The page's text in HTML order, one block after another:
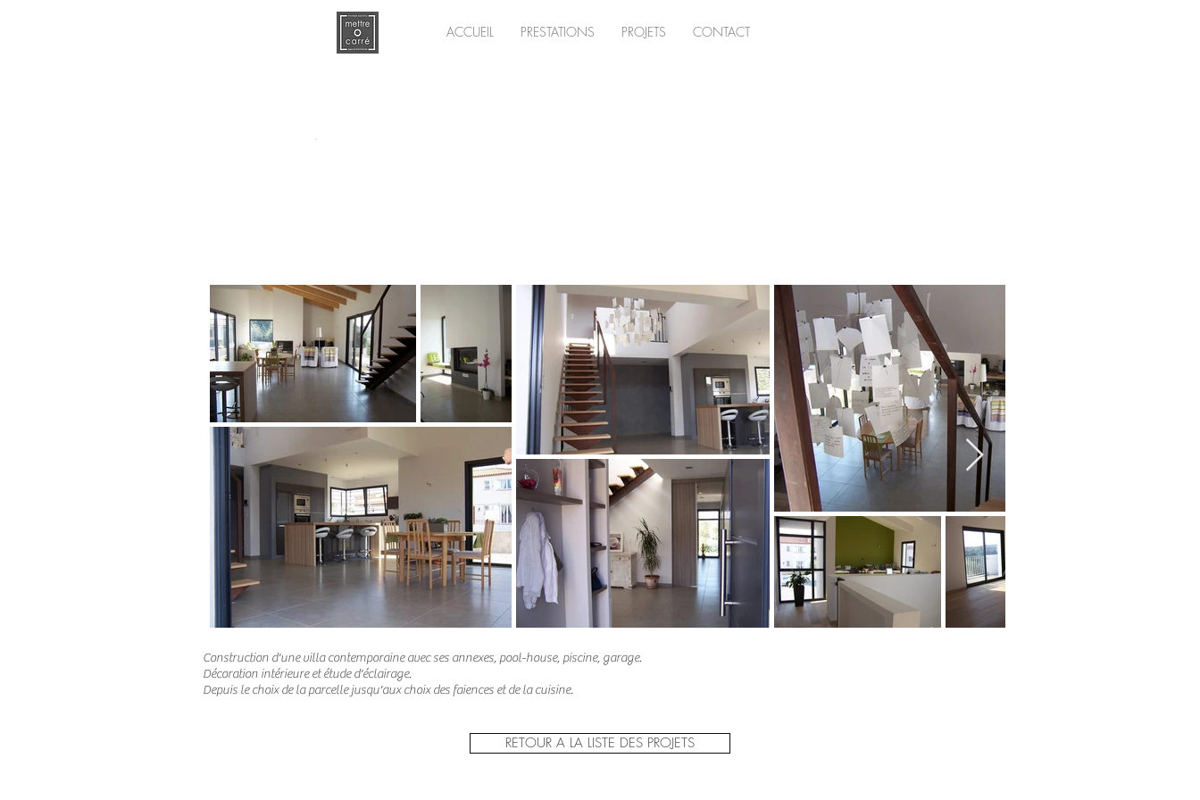
ACCUEIL PRESTATIONS PROJETS CONTACT
Construction d'une villa contemporaine avec ses annexes, pool-house, piscine, garage.
Décoration intérieure et étude d'éclairage.
Depuis le choix de la parcelle jusqu'aux choix des faiences et de la cuisine.
RETOUR A LA LISTE DES PROJETS